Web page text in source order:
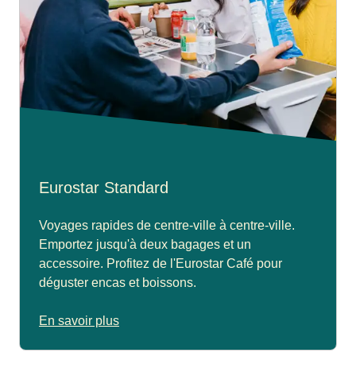
Eurostar Standard
Voyages rapides de centre-ville à centre-ville.
Emportez jusqu'à deux bagages et un
accessoire. Profitez de l'Eurostar Café pour
déguster encas et boissons.
En savoir plus